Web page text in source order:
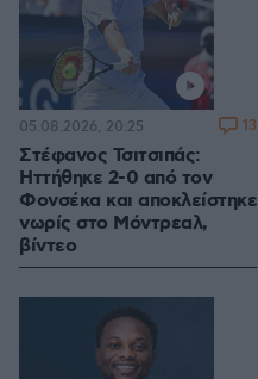
Στέφανος Τσιτσιπάς:
Ηττήθηκε 2-0 από τον
Φονσέκα και αποκλείστηκε
νωρίς στο Μόντρεαλ,
βίντεο
05.08.2026, 20:25 13